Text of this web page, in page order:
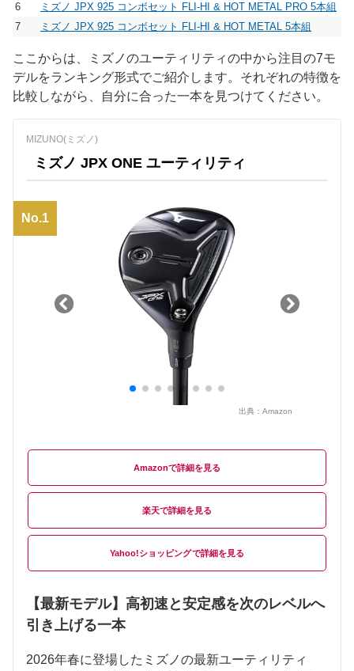
6
ミズノ JPX 925 コンボセット FLI-HI & HOT METAL PRO 5本組
7
ミズノ JPX 925 コンボセット FLI-HI & HOT METAL 5本組
ここからは、ミズノのユーティリティの中から注目の7モ
デルをランキング形式でご紹介します。それぞれの特徴を
比較しながら、自分に合った一本を見つけてください。
MIZUNO(ミズノ)
ミズノ JPX ONE ユーティリティ
No.1
出典： Amazon
Amazon
楽天
Yahoo!ショッピング
【最新モデル】高初速と安定感を次のレベルへ
引き上げる一本
2026年春に登場したミズノの最新ユーティリティ